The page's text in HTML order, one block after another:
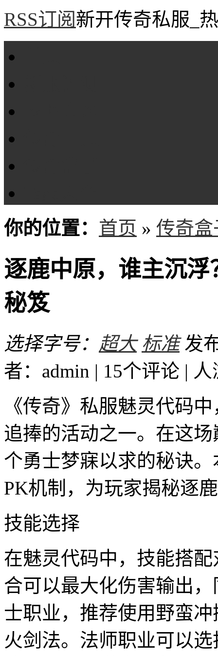
RSS订阅新开传奇私服_
你的位置： 首页 » 传奇盒
逐鹿中原，谁主沉
秘笈
选择字号： 超大 标准 发
者：admin | 15个评论 | 人
《传奇》私服魅灵代码
追捧的活动之一。在这
个勇士梦寐以求的秘诀
PK机制，为玩家揭秘逐
技能选择
在魅灵代码中，技能搭
合可以最大化伤害输出
士职业，推荐使用野蛮
火剑法。法师职业可以